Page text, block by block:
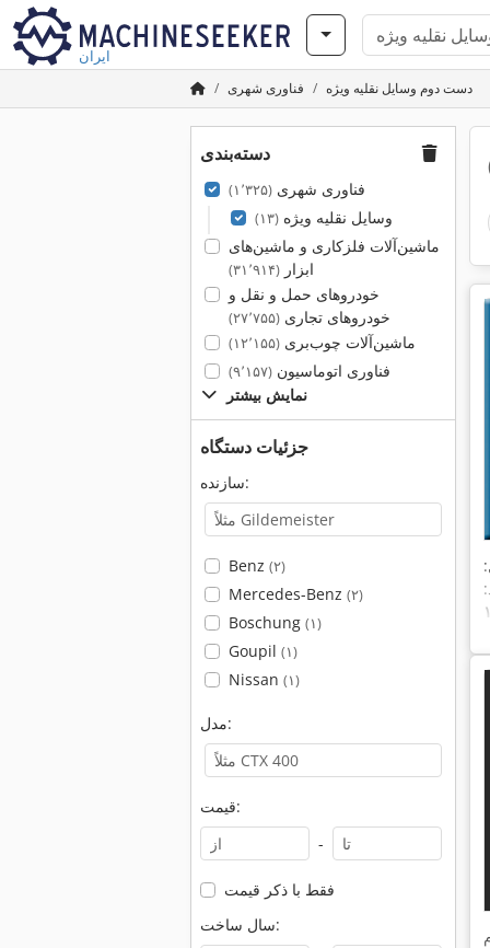
ایران
فناوری شهری دست دوم وسایل نقلیه ویژه
دسته‌بندی
فناوری شهری(۱٬۳۲۵)
وسایل نقلیه ویژه(۱۳)
ماشین‌آلات فلزکاری و ماشین‌های
ابزار(۳۱٬۹۱۴)
خودروهای حمل و نقل و
خودروهای تجاری(۲۷٬۷۵۵)
ماشین‌آلات چوب‌بری(۱۲٬۱۵۵)
فناوری اتوماسیون(۹٬۱۵۷)
نمایش بیشتر
جزئیات دستگاه
سازنده:
Benz (۲)
Mercedes-Benz (۲)
Boschung (۱)
Goupil (۱)
Nissan (۱)
مدل:
قیمت:
-
فقط با ذکر قیمت
سال ساخت: